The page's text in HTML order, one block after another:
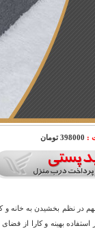
: 398000 تومان
در نظم بخشیدن به خانه
بهینه و کارا از فضای